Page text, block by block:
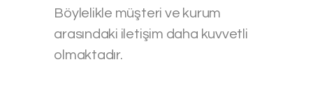
Böylelikle müşteri ve kurum
arasındaki iletişim daha kuvvetli
olmaktadır.